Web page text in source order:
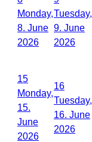
Monday,
8. June
2026
Tuesday,
9. June
2026
15
Monday,
15.
June
2026
16
Tuesday,
16. June
2026